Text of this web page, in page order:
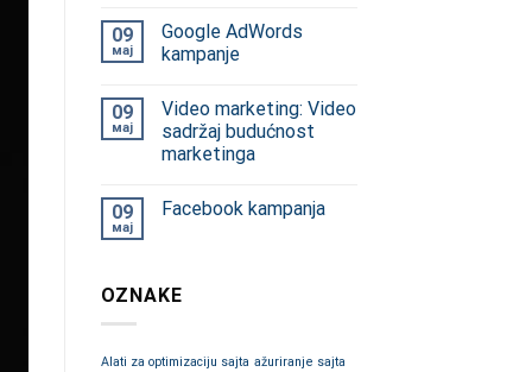
09
мај
Google AdWords
kampanje
09
мај
Video marketing: Video
sadržaj budućnost
marketinga
09
мај
Facebook kampanja
OZNAKE
Alati za optimizaciju sajta ažuriranje sajta